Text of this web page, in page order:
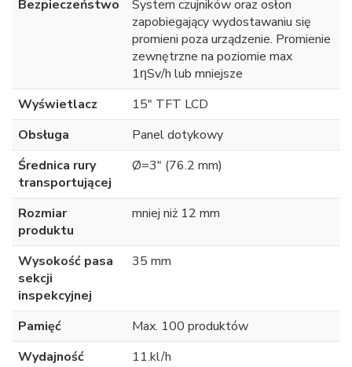
Bezpieczeństwo
System czujników oraz osłon
zapobiegający wydostawaniu się
promieni poza urządzenie. Promienie
zewnętrzne na poziomie max
1ƞSv/h lub mniejsze
Wyświetlacz
15" TFT LCD
Obsługa
Panel dotykowy
Średnica rury
transportującej
Ø=3" (76.2 mm)
Rozmiar
produktu
mniej niż 12 mm
Wysokość pasa
sekcji
inspekcyjnej
35 mm
Pamięć
Max. 100 produktów
Wydajność
11.kl/h